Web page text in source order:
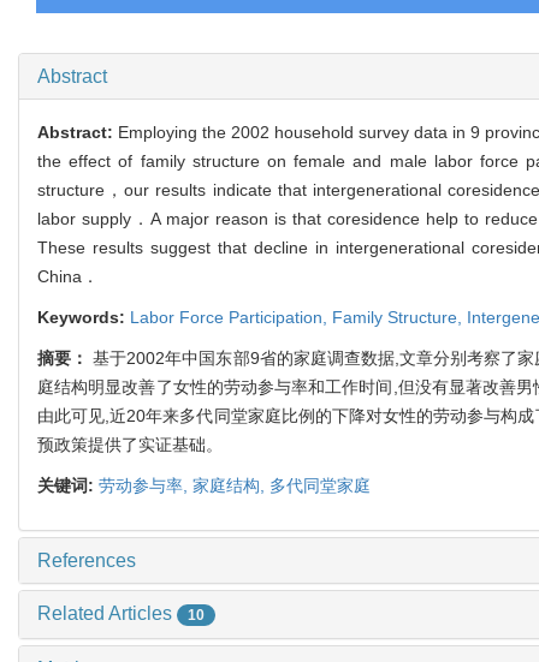
Abstract
Abstract: Employing the 2002 household survey data in 9
the effect of family structure on female and male labor force
structure，our results indicate that intergenerational
labor supply．A major reason is that coresidence help to
These results suggest that decline in intergenerational
China．
Keywords: Labor Force Participation, Family Structure,
摘要：基于2002年中国东部9省的家庭调查数据,文章分别考察了
庭结构明显改善了女性的劳动参与率和工作时间,但没有显著改善
由此可见,近20年来多代同堂家庭比例的下降对女性的劳动参与构
预政策提供了实证基础。
关键词: 劳动参与率, 家庭结构, 多代同堂家庭
References
Related Articles 10